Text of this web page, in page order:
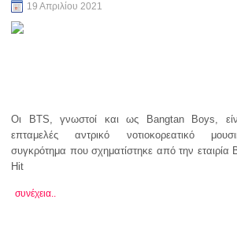
19 Απριλίου 2021
Οι BTS, γνωστοί και ως Bangtan Boys,
επταμελές αντρικό νοτιοκορεατικό
συγκρότημα που σχηματίστηκε από την εταιρία
Hit
συνέχεια..